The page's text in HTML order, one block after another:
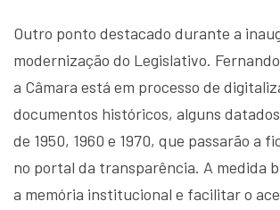
Outro ponto destacado durante a
modernização do Legislativo.
a Câmara está em processo de
documentos históricos, alguns
de 1950, 1960 e 1970, que passarão a
no portal da transparência. A medida
a memória institucional e facilitar o